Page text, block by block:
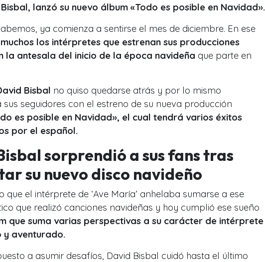
lanzó su nuevo álbum «Todo es posible en Navidad».
ya comienza a sentirse el mes de diciembre. En ese
los intérpretes que estrenan sus producciones
la antesala del inicio de la época navideña que parte en
Bisbal no quiso quedarse atrás y por lo mismo
sus seguidores con el estreno de su nueva producción
es posible en Navidad», el cual tendrá varios éxitos
por el español.
sorprendió a sus fans tras
su nuevo disco navideño
que el intérprete de ‘Ave María’ anhelaba sumarse a ese
que realizó canciones navideñas y hoy cumplió ese sueño
que suma varias perspectivas a su carácter de intérprete
aventurado.
a asumir desafíos, David Bisbal cuidó hasta el último